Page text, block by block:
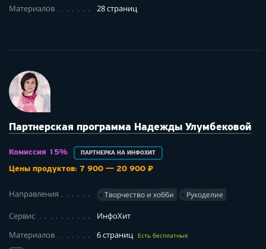
Материалов
28 страниц
Партнерская программа Надежды Улумбековой
Комиссия 15% ПАРТНЕРКА НА ИНФОХИТ
Цены продуктов: 7 900 — 20 900 ₽
Направления Творчество и хобби Рукоделие
Сервис
ИнфоХит
Материалов
6 страниц Есть бесплатные